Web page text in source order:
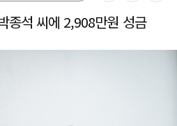
종석 씨에 2,908만원 성금